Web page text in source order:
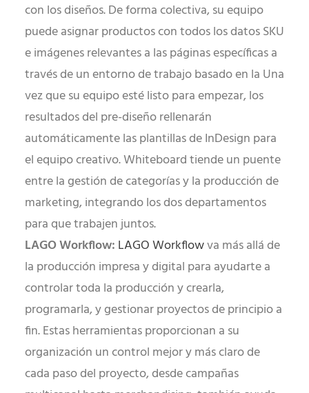
con los diseños. De forma colectiva, su equipo
puede asignar productos con todos los datos SKU
e imágenes relevantes a las páginas específicas a
través de un entorno de trabajo basado en la Una
vez que su equipo esté listo para empezar, los
resultados del pre-diseño rellenarán
automáticamente las plantillas de InDesign para
el equipo creativo. Whiteboard tiende un puente
entre la gestión de categorías y la producción de
marketing, integrando los dos departamentos
para que trabajen juntos.
LAGO Workflow: LAGO Workflowva más allá de
la producción impresa y digital para ayudarte a
controlar toda la producción y crearla,
programarla, y gestionar proyectos de principio a
fin. Estas herramientas proporcionan a su
organización un control mejor y más claro de
cada paso del proyecto, desde campañas